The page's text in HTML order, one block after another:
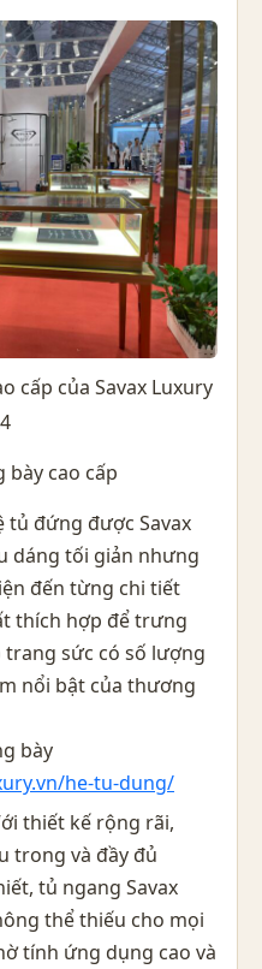
cấp của Savax Luxury
cao cấp
tủ đứng được Savax
dáng tối giản nhưng
đến từng chi tiết
thích hợp để trưng
sức có số lượng
nổi bật của thương
bày
he-tu-dung/
thiết kế rộng rãi,
trong và đầy đủ
tủ ngang Savax
thể thiếu cho mọi
tính ứng dụng cao và